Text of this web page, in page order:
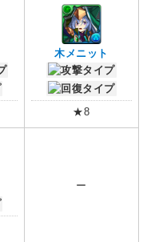
木メニット
★8
ー